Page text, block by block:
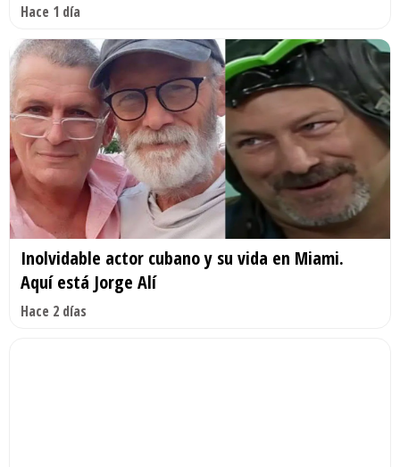
Hace 1 día
Inolvidable actor cubano y su vida en Miami.
Aquí está Jorge Alí
Hace 2 días